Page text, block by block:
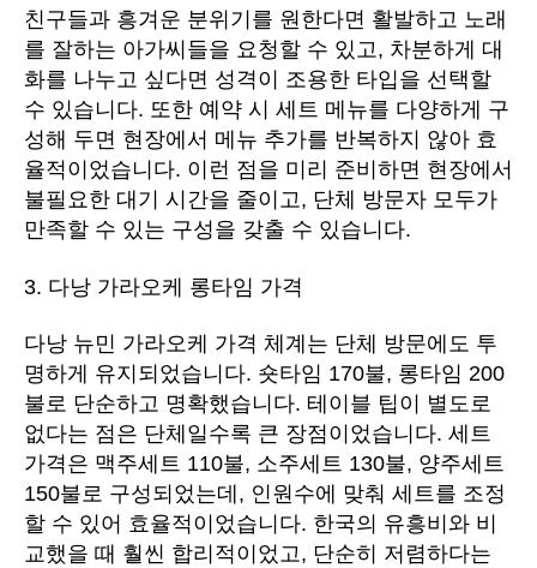
친구들과 흥겨운 분위기를 원한다면 활발하고 노래
를 잘하는 아가씨들을 요청할 수 있고, 차분하게 대
화를 나누고 싶다면 성격이 조용한 타입을 선택할
수 있습니다. 또한 예약 시 세트 메뉴를 다양하게 구
성해 두면 현장에서 메뉴 추가를 반복하지 않아 효
율적이었습니다. 이런 점을 미리 준비하면 현장에서
불필요한 대기 시간을 줄이고, 단체 방문자 모두가
만족할 수 있는 구성을 갖출 수 있습니다.
3. 다낭 가라오케 롱타임 가격
다낭 뉴민 가라오케 가격 체계는 단체 방문에도 투
명하게 유지되었습니다. 숏타임 170불, 롱타임 200
불로 단순하고 명확했습니다. 테이블 팁이 별도로
없다는 점은 단체일수록 큰 장점이었습니다. 세트
가격은 맥주세트 110불, 소주세트 130불, 양주세트
150불로 구성되었는데, 인원수에 맞춰 세트를 조정
할 수 있어 효율적이었습니다. 한국의 유흥비와 비
교했을 때 훨씬 합리적이었고, 단순히 저렴하다는